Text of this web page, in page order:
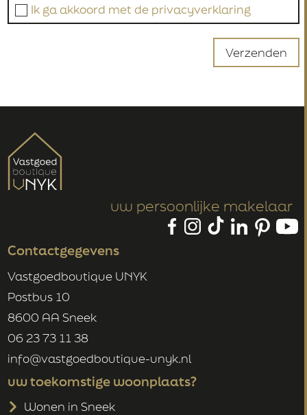
Ik ga akkoord met de privacyverklaring
Verzenden
uw persoonlijke makelaar
Contactgegevens
Vastgoedboutique UNYK
Postbus 10
8600 AA Sneek
06 23 73 11 38
info@vastgoedboutique-unyk.nl
uw toekomstige woonplaats?
Wonen in Sneek